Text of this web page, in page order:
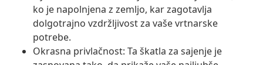
ko je napolnjena z zemljo, kar zagotavlja
dolgotrajno vzdržljivost za vaše vrtnarske
potrebe.
Okrasna privlačnost: Ta škatla za sajenje je